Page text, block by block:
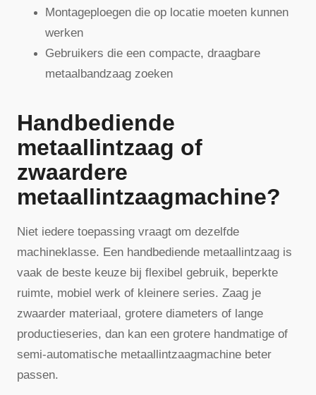
Montageploegen die op locatie moeten kunnen
werken
Gebruikers die een compacte, draagbare
metaalbandzaag zoeken
Handbediende
metaallintzaag of
zwaardere
metaallintzaagmachine?
Niet iedere toepassing vraagt om dezelfde
machineklasse. Een handbediende metaallintzaag is
vaak de beste keuze bij flexibel gebruik, beperkte
ruimte, mobiel werk of kleinere series. Zaag je
zwaarder materiaal, grotere diameters of lange
productieseries, dan kan een grotere handmatige of
semi-automatische metaallintzaagmachine beter
passen.